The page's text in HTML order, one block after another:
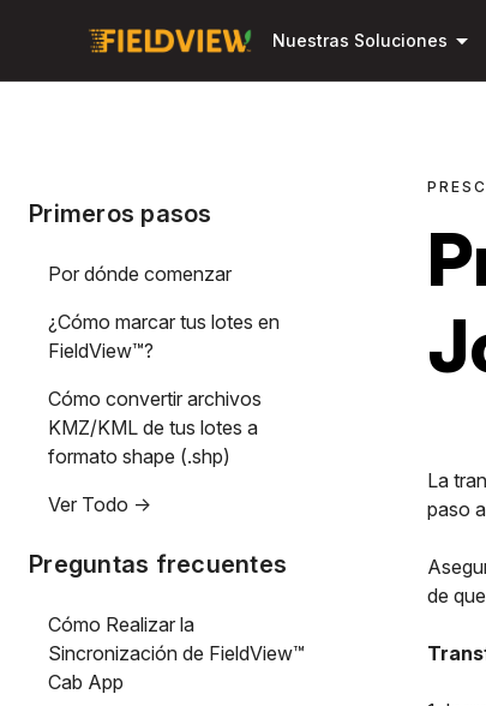
Nuestras Soluciones arrow_drop_down
Primeros pasos
Por dónde comenzar
¿Cómo marcar tus lotes en
FieldView™?
Cómo convertir archivos
KMZ/KML de tus lotes a
formato shape (.shp)
Ver Todo ->
Preguntas frecuentes
Cómo Realizar la
Sincronización de FieldView™
Cab App
La
paso
de